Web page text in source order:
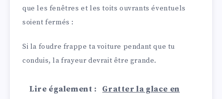
que les fenêtres et les toits ouvrants éventuels
soient fermés :
Si la foudre frappe ta voiture pendant que tu
conduis, la frayeur devrait être grande.
Lire également :
Gratter la glace en